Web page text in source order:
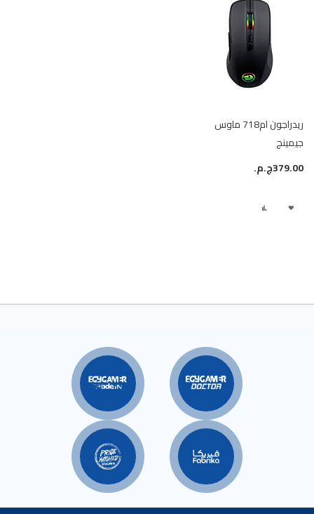
الرغباتالمقارنة
ريدراجون ام718 ماوس
جيمينج
379.00ج.م.‏
أضف